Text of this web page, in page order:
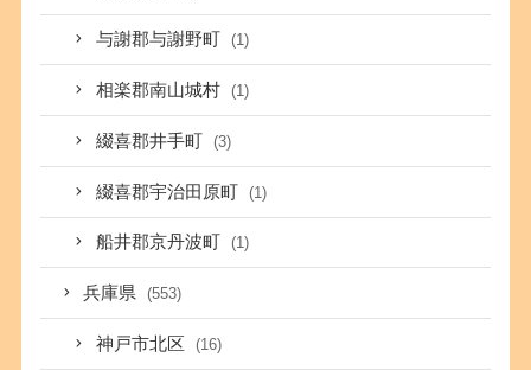
与謝郡与謝野町 (1)
相楽郡南山城村 (1)
綴喜郡井手町 (3)
綴喜郡宇治田原町 (1)
船井郡京丹波町 (1)
兵庫県 (553)
神戸市北区 (16)